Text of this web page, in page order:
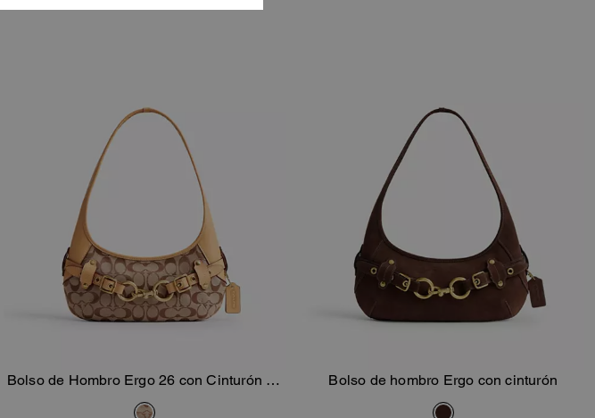
Añadir A La Cesta
Bolso de Hombro Ergo 26 con Cinturón en
Jacquard Signature
Añadir A La Cesta
Bolso de hombro Ergo con cinturón